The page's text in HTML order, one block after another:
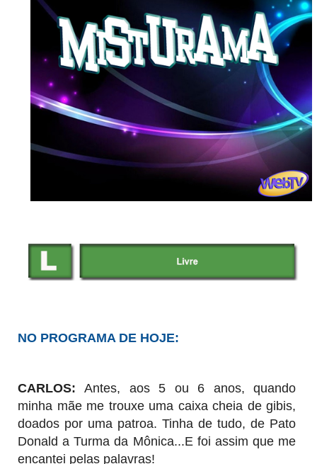
NO PROGRAMA DE HOJE:
CARLOS:Antes, aos 5 ou 6 anos, quando
minha mãe me trouxe uma caixa cheia de gibis,
doados por uma patroa. Tinha de tudo, de Pato
Donald a Turma da Mônica...E foi assim que me
encantei pelas palavras!